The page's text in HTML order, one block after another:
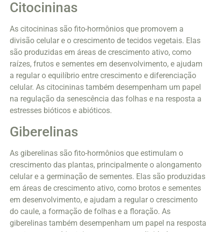
Citocininas
As citocininas são fito-hormônios que promovem a
divisão celular e o crescimento de tecidos vegetais. Elas
são produzidas em áreas de crescimento ativo, como
raízes, frutos e sementes em desenvolvimento, e ajudam
a regular o equilíbrio entre crescimento e diferenciação
celular. As citocininas também desempenham um papel
na regulação da senescência das folhas e na resposta a
estresses bióticos e abióticos.
Giberelinas
As giberelinas são fito-hormônios que estimulam o
crescimento das plantas, principalmente o alongamento
celular e a germinação de sementes. Elas são produzidas
em áreas de crescimento ativo, como brotos e sementes
em desenvolvimento, e ajudam a regular o crescimento
do caule, a formação de folhas e a floração. As
giberelinas também desempenham um papel na resposta